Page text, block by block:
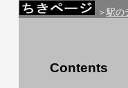
＞ 駅の
Contents